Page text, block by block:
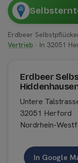
Erdbeer
Vertrieb · In 32051
Erdbeer
Untere
32051 Herford
Nordrhein-
In Google